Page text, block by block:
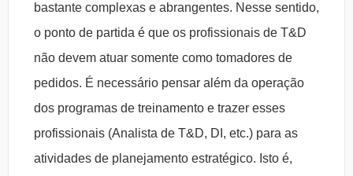
bastante complexas e abrangentes. Nesse sentido,
o ponto de partida é que os profissionais de T&D
não devem atuar somente como tomadores de
pedidos. É necessário pensar além da operação
dos programas de treinamento e trazer esses
profissionais (Analista de T&D, DI, etc.) para as
atividades de planejamento estratégico. Isto é,